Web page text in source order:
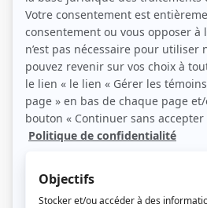
Pierre Brassard, Mahée Paiement,
et Martin Drainville (Photo:
Description sommaire de
La vie quotidienne des employés d'une
compagnie torontoise à travers une caméra
installée à la demande du patron. L'aire de
seule prise de vue de toute la série (sauf à de
situations extraordinaires.
(Qui Joue Qui)